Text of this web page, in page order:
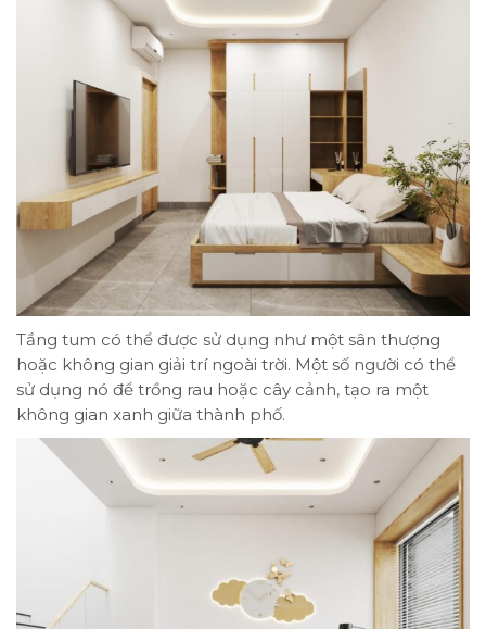
Tầng tum có thể được sử dụng như một sân thượng
hoặc không gian giải trí ngoài trời. Một số người có thể
sử dụng nó để trồng rau hoặc cây cảnh, tạo ra một
không gian xanh giữa thành phố.